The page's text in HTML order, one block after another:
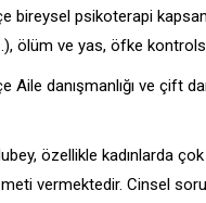
bireysel psikoterapi
ölüm ve yas, öfke
Aile danışmanlığı ve çift
özellikle kadınlarda
vermektedir. Cinsel